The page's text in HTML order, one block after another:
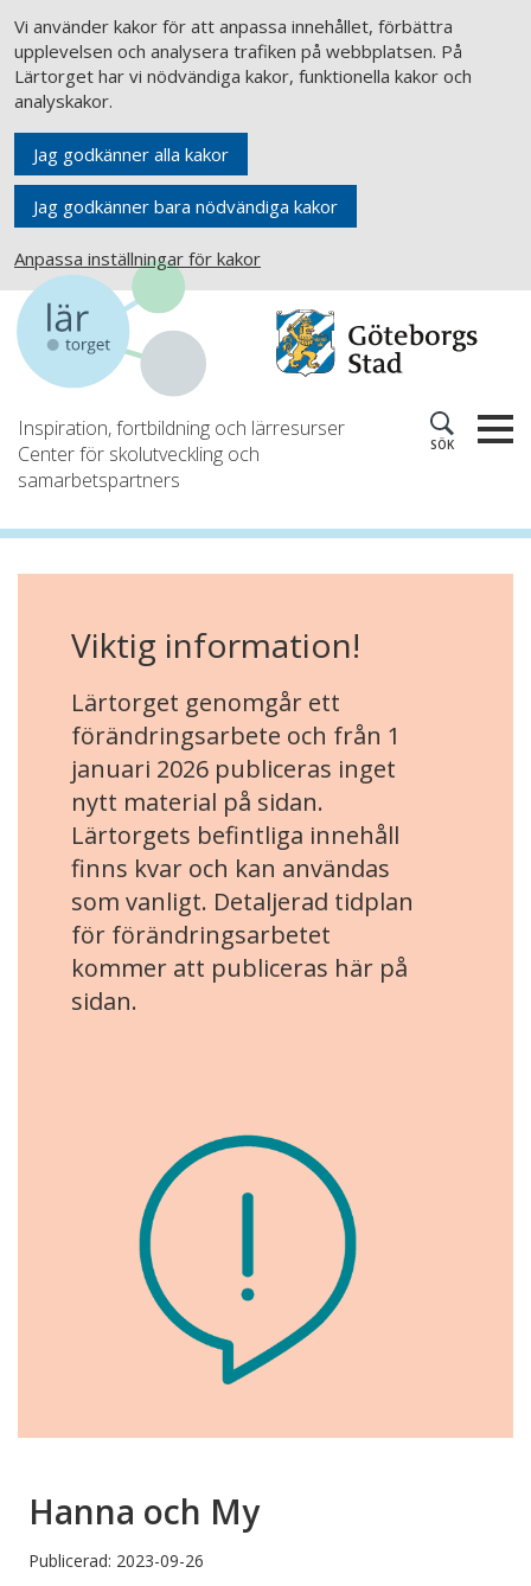
Vi använder kakor för att anpassa innehållet, förbättra
upplevelsen och analysera trafiken på webbplatsen. På
Lärtorget har vi nödvändiga kakor, funktionella kakor och
analyskakor.
Jag godkänner alla kakor
Jag godkänner bara nödvändiga kakor
Anpassa inställningar för kakor
Inspiration, fortbildning och lärresurser
Center för skolutveckling och
samarbetspartners
SÖK
Viktig information!
Lärtorget genomgår ett
förändringsarbete och från 1
januari 2026 publiceras inget
nytt material på sidan.
Lärtorgets befintliga innehåll
finns kvar och kan användas
som vanligt. Detaljerad tidplan
för förändringsarbetet
kommer att publiceras här på
sidan.
Hanna och My
Publicerad: 2023-09-26